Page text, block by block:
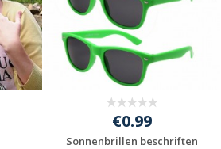
€0.99
Sonnenbrillen beschriften